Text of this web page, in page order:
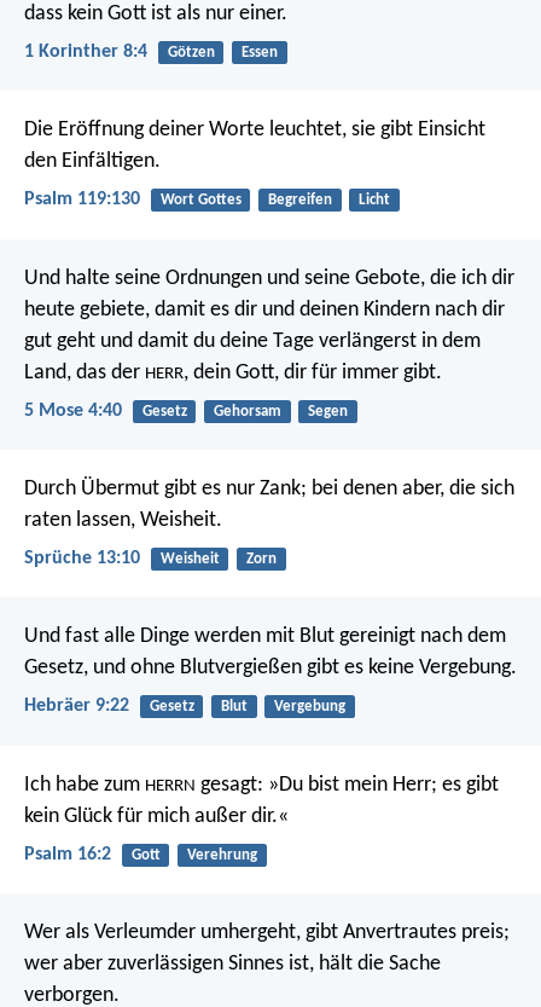
dass kein Gott ist als nur einer.
1 Korinther 8:4 Götzen Essen
Die Eröffnung deiner Worte leuchtet, sie gibt Einsicht
den Einfältigen.
Psalm 119:130 Wort Gottes Begreifen Licht
Und halte seine Ordnungen und seine Gebote, die ich dir
heute gebiete, damit es dir und deinen Kindern nach dir
gut geht und damit du deine Tage verlängerst in dem
Land, das der HERR, dein Gott, dir für immer gibt.
5 Mose 4:40 Gesetz Gehorsam Segen
Durch Übermut gibt es nur Zank; bei denen aber, die sich
raten lassen, Weisheit.
Sprüche 13:10 Weisheit Zorn
Und fast alle Dinge werden mit Blut gereinigt nach dem
Gesetz, und ohne Blutvergießen gibt es keine Vergebung.
Hebräer 9:22 Gesetz Blut Vergebung
Ich habe zum HERRN gesagt: »Du bist mein Herr; es gibt
kein Glück für mich außer dir.«
Psalm 16:2 Gott Verehrung
Wer als Verleumder umhergeht, gibt Anvertrautes preis;
wer aber zuverlässigen Sinnes ist, hält die Sache
verborgen.